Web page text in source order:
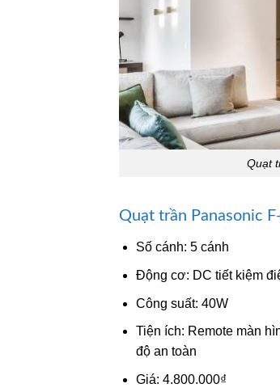
Quạt
Quạt trần Panasonic
Số cánh: 5 cánh
Động cơ: DC tiết kiệm
Công suất: 40W
Tiện ích: Remote màn
độ an toàn
Giá: 4.800.000₫